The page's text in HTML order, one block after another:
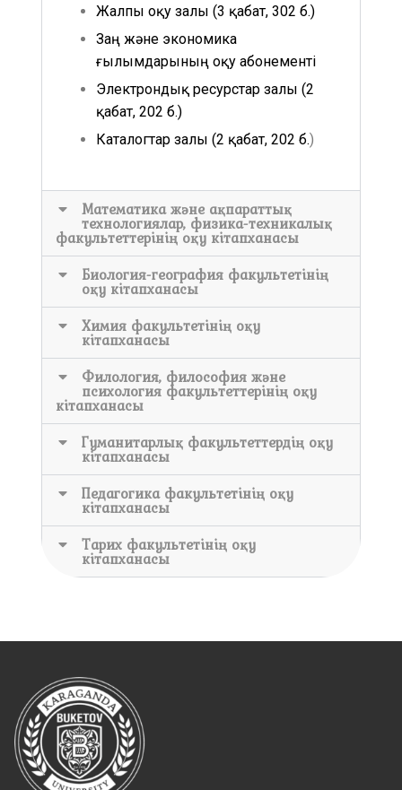
Жалпы оқу залы (3 қабат, 302 б.)
Заң және экономика
ғылымдарының оқу абонементі
Электрондық ресурстар залы (2
қабат, 202 б.)
Каталогтар залы (2 қабат, 202 б.)
Математика және ақпараттық
технологиялар, физика-техникалық
факультеттерінің оқу кітапханасы
Биология-география факультетінің
оқу кітапханасы
Химия факультетінің оқу
кітапханасы
Филология, философия және
психология факультеттерінің оқу
кітапханасы
Гуманитарлық факультеттердің оқу
кітапханасы
Педагогика факультетінің оқу
кітапханасы
Тарих факультетінің оқу
кітапханасы